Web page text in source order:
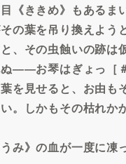
《ききめ》もある
の葉を吊り換えよ
、その虫蝕いの跡
――お琴はぎょっ［＃
を見せると、お由も
。しかもその枯れか
》の血が一度に凍